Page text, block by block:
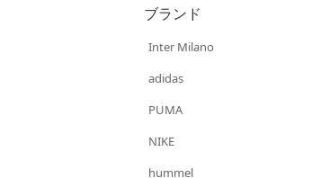
ブランド
Inter Milano
adidas
PUMA
NIKE
hummel